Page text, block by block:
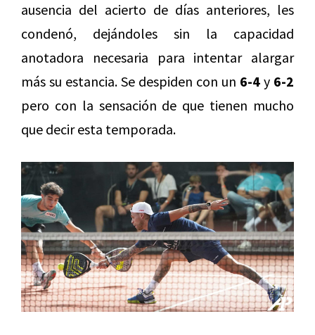
ausencia del acierto de días anteriores, les
condenó, dejándoles sin la capacidad
anotadora necesaria para intentar alargar
más su estancia. Se despiden con un 6-4 y 6-2
pero con la sensación de que tienen mucho
que decir esta temporada.